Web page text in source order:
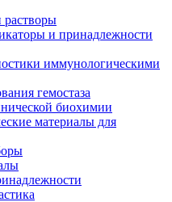
растворы
и принадлежности
иммунологическими
гемостаза
биохимии
материалы для